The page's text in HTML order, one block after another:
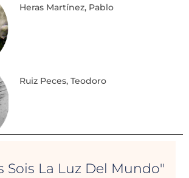
Heras Martínez, Pablo
Ruiz Peces, Teodoro
Sois La Luz Del Mundo"